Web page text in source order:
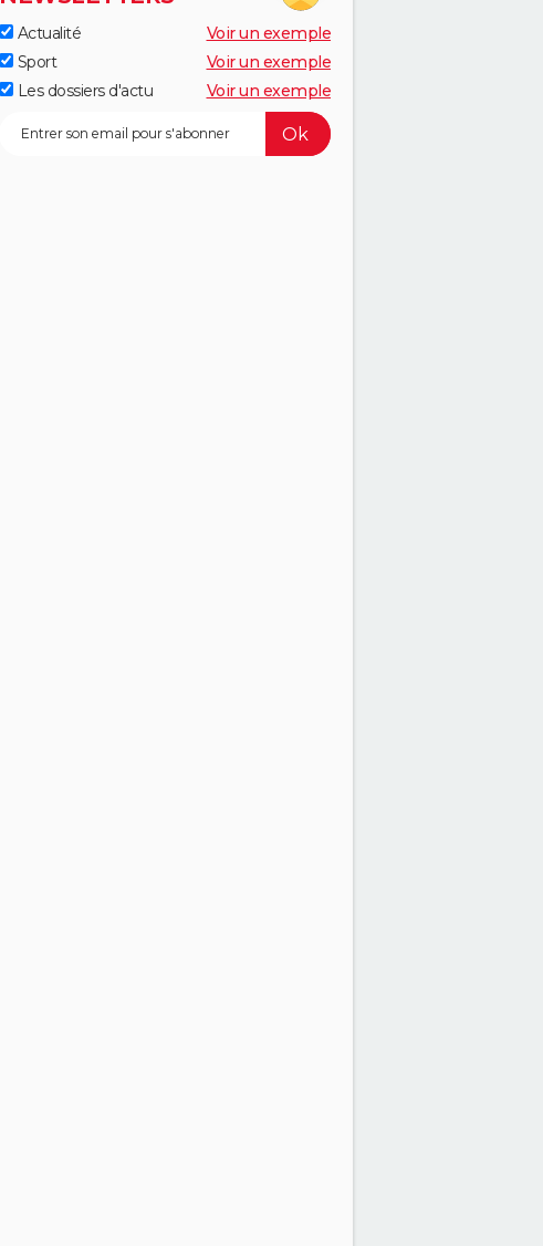
Actualité
Voir un exemple
Sport
Voir un exemple
Les dossiers d'actu
Voir un exemple